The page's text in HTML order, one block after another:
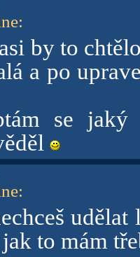
:
by to
a po
se jaký
:
to mám